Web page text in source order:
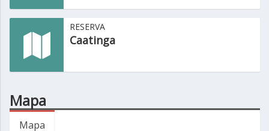
RESERVA
Caatinga
Mapa
Mapa